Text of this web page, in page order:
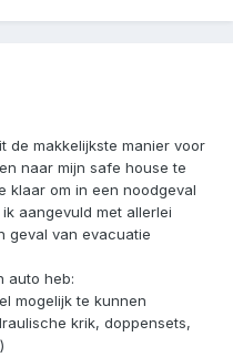
de makkelijkste manier voor
naar mijn safe house te
klaar om in een noodgeval
aangevuld met allerlei
geval van evacuatie
auto heb:
mogelijk te kunnen
krik, doppensets,